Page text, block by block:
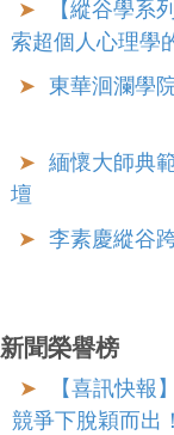
索超個人心理學
東華洄瀾學
緬懷大師典
壇
李素慶縱谷
東華與花蓮
愛唱歌任志
書院
新聞榮譽榜
【喜訊快報
競爭下脫穎而出